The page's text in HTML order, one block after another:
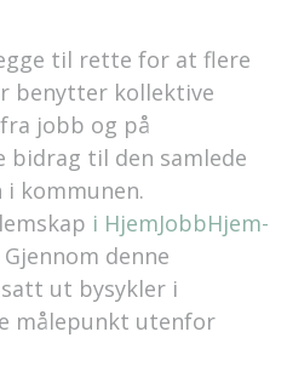
til rette for at flere
benytter kollektive
jobb og på
bidrag til den samlede
kommunen.
i HjemJobbHjem-
denne
ut bysykler i
målepunkt utenfor